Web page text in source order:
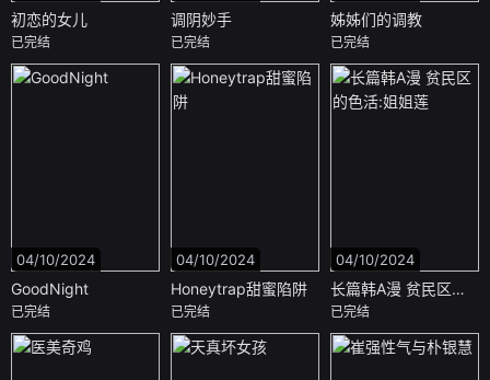
初恋的女儿
已完结
调阴妙手
已完结
姊姊们的调教
已完结
04/10/2024
GoodNight
已完结
04/10/2024
Honeytrap甜蜜陷阱
已完结
04/10/2024
长篇韩A漫 贫民区的色活:姐姐莲
已完结